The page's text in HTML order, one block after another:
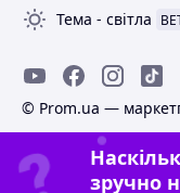
Тема - світла
© Prom.ua —
зручно